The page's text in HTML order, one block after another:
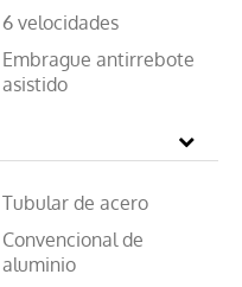
6 velocidades
Embrague antirrebote
asistido
Tubular de acero
Convencional de
aluminio